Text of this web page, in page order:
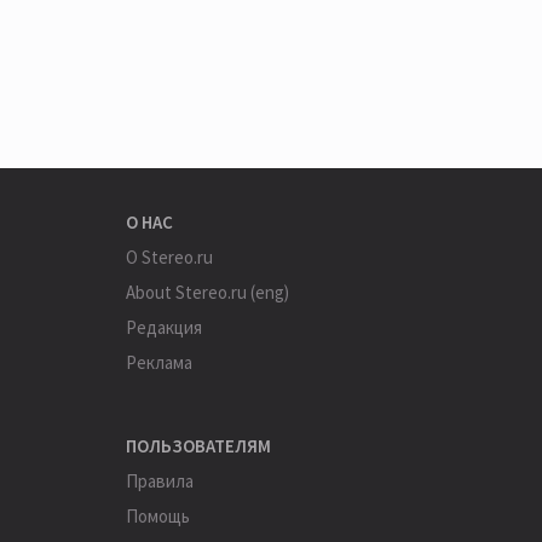
О НАС
О Stereo.ru
About Stereo.ru (eng)
Редакция
Реклама
ПОЛЬЗОВАТЕЛЯМ
Правила
Помощь